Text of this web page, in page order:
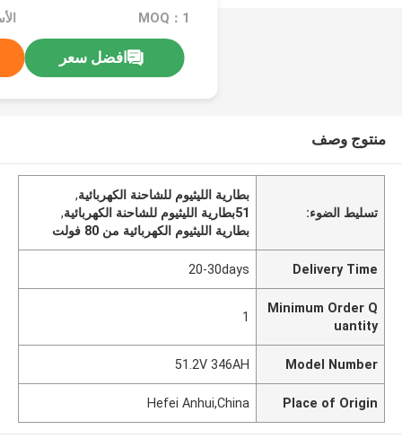
700ah
MOQ：1
افضل سعر
منتوج وصف
تسليط الضوء:
بطارية الليثيوم للشاحنة الكهربائية,
51بطارية الليثيوم للشاحنة الكهربائية
,
بطارية الليثيوم الكهربائية من 80 فولت
Delivery Time
20-30days
Minimum Order Q
uantity
1
Model Number
51.2V 346AH
Place of Origin
Hefei Anhui,China